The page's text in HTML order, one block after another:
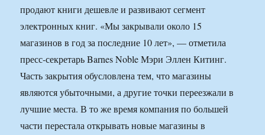
продают книги дешевле и развивают сегмент
электронных книг. «Мы закрывали около 15
магазинов в год за последние 10 лет», — отметила
пресс-секретарь Barnes Noble Мэри Эллен Китинг.
Часть закрытия обусловлена тем, что магазины
являются убыточными, а другие точки переезжали в
лучшие места. В то же время компания по большей
части перестала открывать новые магазины в